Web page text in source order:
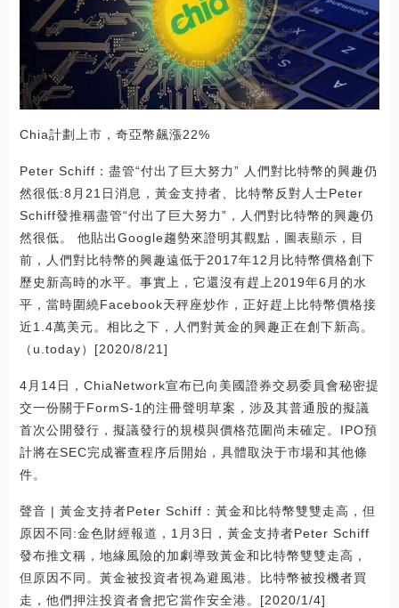
Chia計劃上市，奇亞幣飆漲22%
Peter Schiff：盡管“付出了巨大努力” 人們對比特幣的興趣仍
然很低:8月21日消息，黃金支持者、比特幣反對人士Peter
Schiff發推稱盡管“付出了巨大努力”，人們對比特幣的興趣仍
然很低。 他貼出Google趨勢來證明其觀點，圖表顯示，目
前，人們對比特幣的興趣遠低于2017年12月比特幣價格創下
歷史新高時的水平。事實上，它還沒有趕上2019年6月的水
平，當時圍繞Facebook天秤座炒作，正好趕上比特幣價格接
近1.4萬美元。相比之下，人們對黃金的興趣正在創下新高。
（u.today）[2020/8/21]
4月14日，ChiaNetwork宣布已向美國證券交易委員會秘密提
交一份關于FormS-1的注冊聲明草案，涉及其普通股的擬議
首次公開發行，擬議發行的規模與價格范圍尚未確定。IPO預
計將在SEC完成審查程序后開始，具體取決于市場和其他條
件。
聲音 | 黃金支持者Peter Schiff：黃金和比特幣雙雙走高，但
原因不同:金色財經報道，1月3日，黃金支持者Peter Schiff
發布推文稱，地緣風險的加劇導致黃金和比特幣雙雙走高，
但原因不同。黃金被投資者視為避風港。比特幣被投機者買
走，他們押注投資者會把它當作安全港。[2020/1/4]